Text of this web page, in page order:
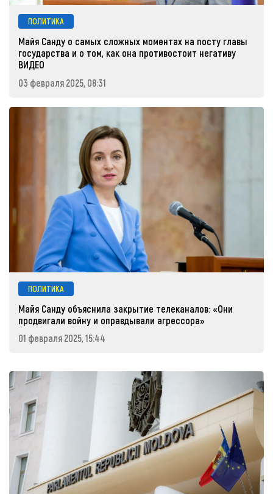
ПОЛИТИКА
Майя Санду о самых сложных моментах на посту главы
государства и о том, как она противостоит негативу
ВИДЕО
03 февраля 2025, 08:31
ПОЛИТИКА
Майя Санду объяснила закрытие телеканалов: «Они
продвигали войну и оправдывали агрессора»
01 февраля 2025, 15:44